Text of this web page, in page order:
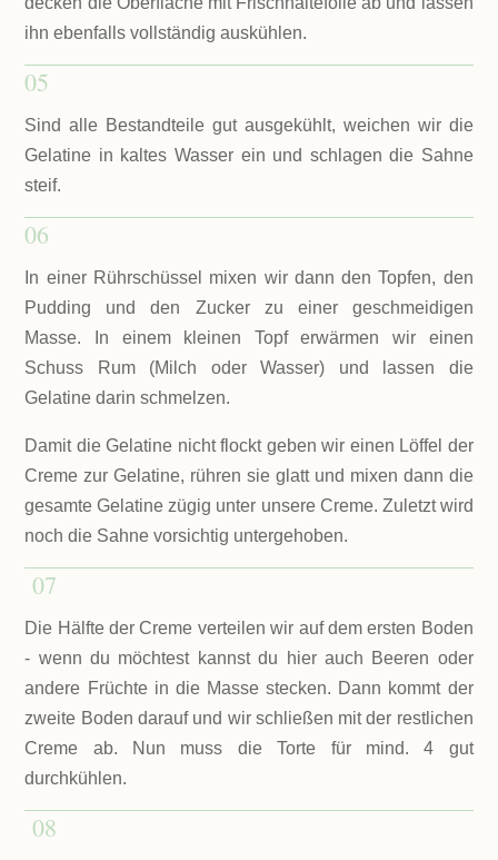
ihn ebenfalls vollständig auskühlen.
05
Sind alle Bestandteile gut ausgekühlt, weichen wir die
Gelatine in kaltes Wasser ein und schlagen die Sahne
steif.
06
In einer Rührschüssel mixen wir dann den Topfen, den
Pudding und den Zucker zu einer geschmeidigen
Masse. In einem kleinen Topf erwärmen wir einen
Schuss Rum (Milch oder Wasser) und lassen die
Gelatine darin schmelzen.
Damit die Gelatine nicht flockt geben wir einen Löffel der
Creme zur Gelatine, rühren sie glatt und mixen dann die
gesamte Gelatine zügig unter unsere Creme. Zuletzt wird
noch die Sahne vorsichtig untergehoben.
07
Die Hälfte der Creme verteilen wir auf dem ersten Boden
- wenn du möchtest kannst du hier auch Beeren oder
andere Früchte in die Masse stecken. Dann kommt der
zweite Boden darauf und wir schließen mit der restlichen
Creme ab. Nun muss die Torte für mind. 4 gut
durchkühlen.
08